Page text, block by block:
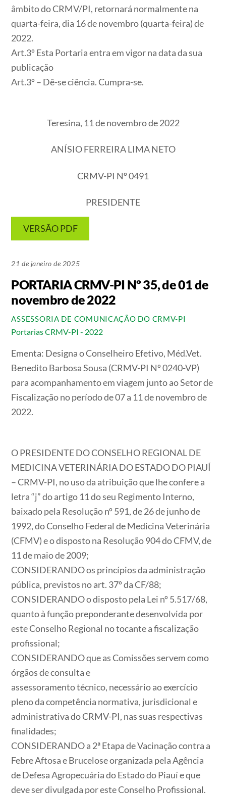
âmbito do CRMV/PI, retornará normalmente na
quarta-feira, dia 16 de novembro (quarta-feira) de
2022.
Art.3º Esta Portaria entra em vigor na data da sua
publicação
Art.3º – Dê-se ciência. Cumpra-se.
Teresina, 11 de novembro de 2022
ANÍSIO FERREIRA LIMA NETO
CRMV-PI Nº 0491
PRESIDENTE
VERSÃO PDF
21 de janeiro de 2025
PORTARIA CRMV-PI Nº 35, de 01 de
novembro de 2022
ASSESSORIA DE COMUNICAÇÃO DO CRMV-PI
Portarias CRMV-PI - 2022
Ementa: Designa o Conselheiro Efetivo, Méd.Vet.
Benedito Barbosa Sousa (CRMV-PI Nº 0240-VP)
para acompanhamento em viagem junto ao Setor de
Fiscalização no período de 07 a 11 de novembro de
2022.
O PRESIDENTE DO CONSELHO REGIONAL DE
MEDICINA VETERINÁRIA DO ESTADO DO PIAUÍ
– CRMV-PI, no uso da atribuição que lhe confere a
letra “j” do artigo 11 do seu Regimento Interno,
baixado pela Resolução nº 591, de 26 de junho de
1992, do Conselho Federal de Medicina Veterinária
(CFMV) e o disposto na Resolução 904 do CFMV, de
11 de maio de 2009;
CONSIDERANDOos princípios da administração
pública, previstos no art. 37º da CF/88;
CONSIDERANDOo disposto pela Lei nº 5.517/68,
quanto à função preponderante desenvolvida por
este Conselho Regional no tocante a fiscalização
profissional;
CONSIDERANDOque as Comissões servem como
órgãos de consulta e
assessoramento técnico, necessário ao exercício
pleno da competência normativa, jurisdicional e
administrativa do CRMV-PI, nas suas respectivas
finalidades;
CONSIDERANDOa 2ª Etapa de Vacinação contra a
Febre Aftosa e Brucelose organizada pela Agência
de Defesa Agropecuária do Estado do Piauí e que
deve ser divulgada por este Conselho Profissional.